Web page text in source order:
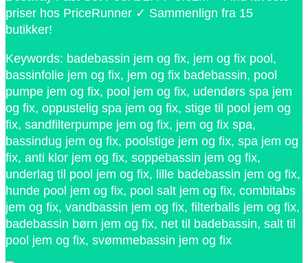
priser hos PriceRunner ✓ Sammenlign fra 15
butikker!
Keywords: badebassin jem og fix, jem og fix pool,
bassinfolie jem og fix, jem og fix badebassin, pool
pumpe jem og fix, pool jem og fix, udendørs spa jem
og fix, oppustelig spa jem og fix, stige til pool jem og
fix, sandfilterpumpe jem og fix, jem og fix spa,
bassindug jem og fix, poolstige jem og fix, spa jem og
fix, anti klor jem og fix, soppebassin jem og fix,
underlag til pool jem og fix, lille badebassin jem og fix,
hunde pool jem og fix, pool salt jem og fix, combitabs
jem og fix, vandbassin jem og fix, filterballs jem og fix,
badebassin børn jem og fix, net til badebassin, salt til
pool jem og fix, svømmebassin jem og fix